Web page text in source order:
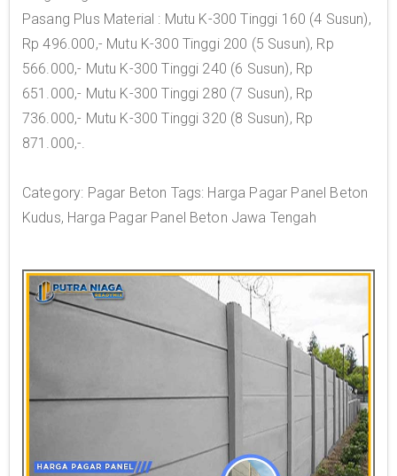
Pasang Plus Material : Mutu K-300 Tinggi 160 (4 Susun),
Rp 496.000,- Mutu K-300 Tinggi 200 (5 Susun), Rp
566.000,- Mutu K-300 Tinggi 240 (6 Susun), Rp
651.000,- Mutu K-300 Tinggi 280 (7 Susun), Rp
736.000,- Mutu K-300 Tinggi 320 (8 Susun), Rp
871.000,-.
Category: Pagar Beton Tags: Harga Pagar Panel Beton
Kudus, Harga Pagar Panel Beton Jawa Tengah